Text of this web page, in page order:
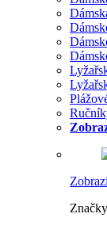
Značky